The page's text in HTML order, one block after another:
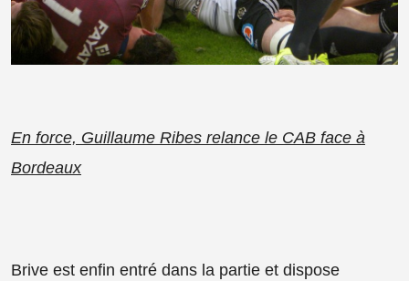
En force, Guillaume Ribes relance le CAB face à
Bordeaux
Brive est enfin entré dans la partie et dispose